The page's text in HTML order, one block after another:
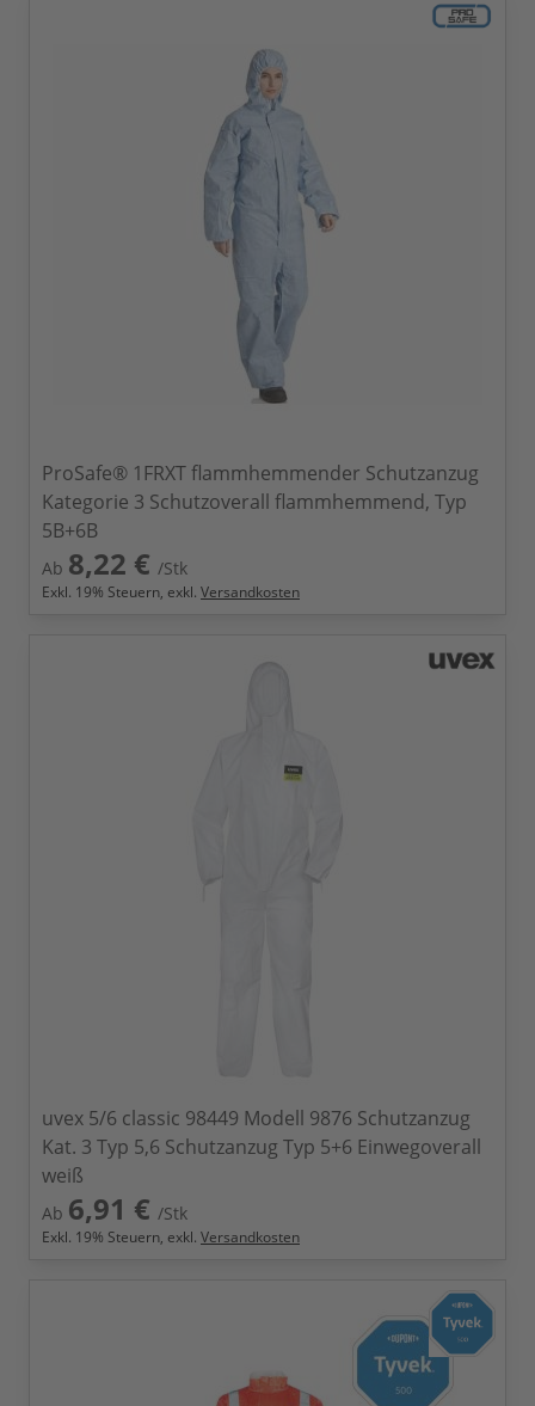
ProSafe® 1FRXT flammhemmender Schutzanzug
Kategorie 3 Schutzoverall flammhemmend, Typ
5B+6B
Ab 8,22 € /Stk
Exkl. 19% Steuern, exkl. Versandkosten
uvex 5/6 classic 98449 Modell 9876 Schutzanzug
Kat. 3 Typ 5,6 Schutzanzug Typ 5+6 Einwegoverall
weiß
Ab 6,91 € /Stk
Exkl. 19% Steuern, exkl. Versandkosten